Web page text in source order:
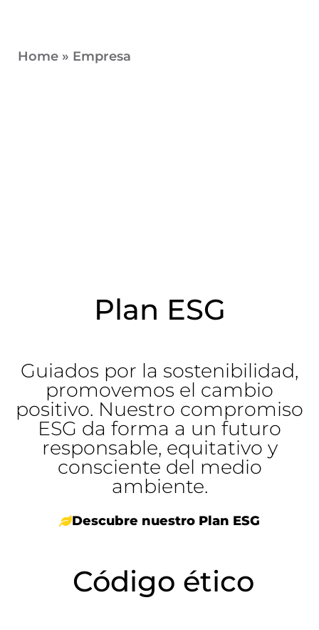
Home » Empresa
Plan ESG
Guiados por la sostenibilidad,
promovemos el cambio
positivo. Nuestro compromiso
ESG da forma a un futuro
responsable, equitativo y
consciente del medio
ambiente.
Descubre nuestro Plan ESG
Código ético